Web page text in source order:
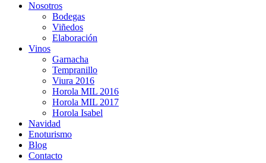
Nosotros
Bodegas
Viñedos
Elaboración
Vinos
Garnacha
Tempranillo
Viura 2016
Horola MIL 2016
Horola MIL 2017
Horola Isabel
Navidad
Enoturismo
Blog
Contacto